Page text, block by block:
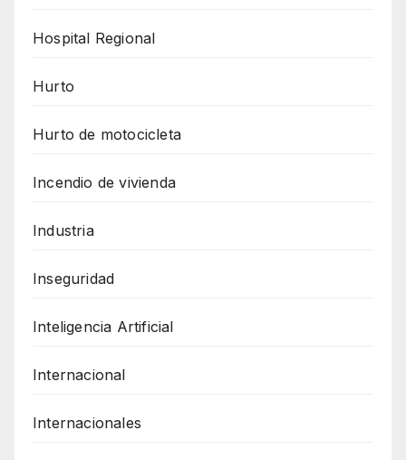
Hospital Regional
Hurto
Hurto de motocicleta
Incendio de vivienda
Industria
Inseguridad
Inteligencia Artificial
Internacional
Internacionales